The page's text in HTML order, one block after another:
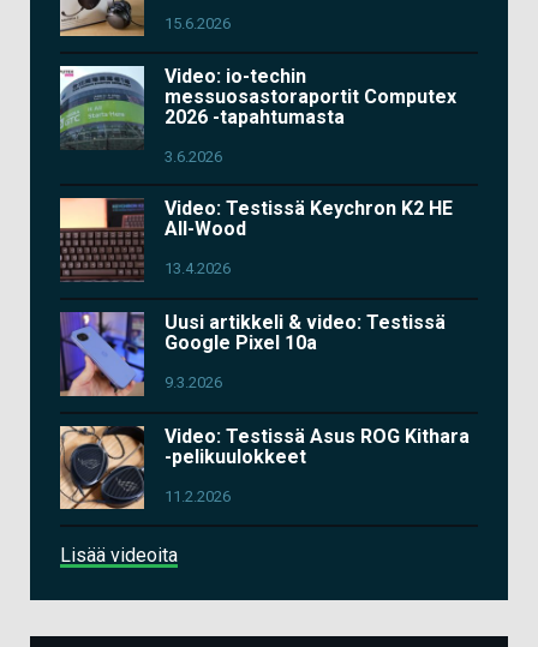
15.6.2026
Video: io-techin
messuosastoraportit Computex
2026 -tapahtumasta
3.6.2026
Video: Testissä Keychron K2 HE
All-Wood
13.4.2026
Uusi artikkeli & video: Testissä
Google Pixel 10a
9.3.2026
Video: Testissä Asus ROG Kithara
-pelikuulokkeet
11.2.2026
Lisää videoita